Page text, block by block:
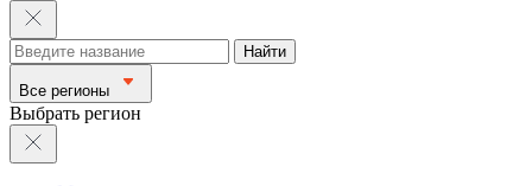
Найти
Все регионы
Выбрать регион